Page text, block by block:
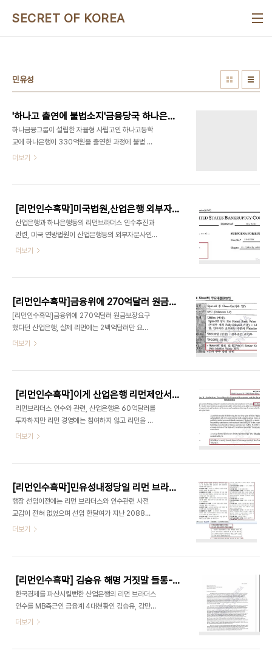
SECRET OF KOREA
민유성
'하나고 출연에 불법소지'금융당국 하나은행 조사착수[펌],mb측근 김승유 이제 곧 출국합니다!!!
하나금융그룹이 설립한 자율형 사립고인 하나고등학
교에 하나은행이 330억원을 출연한 과정에 불법 소
지가 있다고 보고 금융 당국이 조사에 들어갔다. 원본
- [리먼브라더스 인수흑막] 김승유,'MB와 강만수 지
원 확약'-조건호,민유성, '전광우에 사전브리핑- 지
지확보': 리만브라더스 내부문건 2012/10/18 - [리
먼인수추진흑막] - [리먼인수흑막] 김승유 해명 거짓
말 들통-하나금융, 6월 2일 리먼과 비밀유지협약체
흑막] - [리먼인수흑막]김승유 오늘 또 거..
더보기
[리먼인수흑막]미국법원,산업은행 외부자문사에도 '산업-하나관련' 모든 문서 제출명령
산업은행과 하나은행등의 리먼브라더스 인수추진과
관련, 미국 연방법원이 산업은행등의 외부자문사인
페레라 와인버그에도 관련 문서를 모두 제출하라는
나은행의 외부자문사인 페레라 와인버그에 2주일뒤
인 8월 24일까지 파산조사관에게 자료를 제출하라
고 명령했습니다. 특히 연방파산법원의 이 명령은 하
나은행등은 2008년 4월이후 리먼과 인수협상을 하
지 않았다는 김승유의 해명이 거짓임을 알 수 있는 내
흑막] - [리먼브라더스 인수흑막] 김승유,'MB와 강
핑- 지지확..
더보기
[리먼인수흑막]금융위에 270억달러 원금보장요구했다던 산업은행, 실제 리먼에는 2백억달러만 요구-8조원이상 차이
[리먼인수흑막]금융위에 270억달러 원금보장요구
했다던 산업은행, 실제 리먼에는 2백억달러만 요
구-70억달러나 차이 산업은행이 리먼브라더스에 제
[산업은행 금융위 보고서파일 하단 첨부] 산업은행은
금융위원회에는 투자의 전제조건으로 원금보장을 받
아야 하는 우선채권이 270억달러라고 보고한 반면
리먼브라더스에 제출한 제안서에는 이보다 70억달
러를 줄인 200억달러 채권에 대해 원금보장을 하라
의원은 산업은행을 관할하는 국회 정무위에서 활동
제출한 보고서등을 확보해 이를 자신..
더보기
[리먼인수흑막]이게 산업은행 리먼제안서-60억달러 돈만 대고 경영은 리먼에게 맡긴다
리먼브라더스 인수와 관련, 산업은행은 60억달러를
투자하지만 리먼 경영에는 참여하지 않고 리먼을 파
산위기로 몰아넣은 당시 경영진에게 3년이상 고용을
미리 정해 놓았던 것으로 나타났습니다. 리먼브라더
스 파산관재위원회가 압수한 서류는 산업은행이 뉴
욕시간 2008년 8월 31일 낮12시[정오부]로 리먼
브라더스에 제출한 '프로젝트 H-투자 및 전략적 제
휴 예비제안서'로 모두 7페이지 분량입니다. 산업은
와인버그에게 전달했고 페레라와인버그는 이 서류를
서류는 '협상용'이라고..
더보기
[리먼인수흑막]민유성내정당일 리먼 브라더스와 비밀유지협약체결 -사전교감의 결정적 증거:협약서 첨부
행장 선임이전에는 리먼 브라더스와 인수관련 사전
교감이 전혀 없었으며 선임 한달여가 지난 2088년
7월 11일부터 리먼 브라더스 인수를 추진했다는 민
이 확보한 이 비밀문서는 바로 산업은행이 민유성 리
먼 브라더스 한국대표의 산업은행 행장 내정당일인
6월 2일 리만 브라더스와 체결한 비밀유지협정서입
니다. 특히 이 문건은 민씨가 산업은행 행장에 내정되
기 전부터 리만 브라더스 인수를 추진했음을 보여주
을 추진했는지 명백히 규명돼야 할 것으로 보입니다.
더보기
[리먼인수흑막] 김승유 해명 거짓말 들통-하나금융, 6월 2일 리먼과 비밀유지협약체결-협약서 원문 첨부
한국경제를 파산시킬뻔한 산업은행의 리먼 브라더스
인수를 MB측근인 금융계 4대천황인 김승유, 강만수
등이 추진했다는 사실을 숨기기 위해 김승유가 리먼
더보기